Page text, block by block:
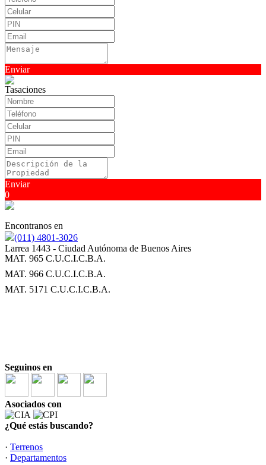
Enviar
Tasaciones
Enviar
0
Encontranos en
(011) 4801-3026
Larrea 1443 - Ciudad Autónoma de Buenos Aires
MAT. 965 C.U.C.I.C.B.A.
MAT. 966 C.U.C.I.C.B.A.
MAT. 5171 C.U.C.I.C.B.A.
Seguinos en
Asociados con
¿Qué estás buscando?
· Terrenos
· Departamentos